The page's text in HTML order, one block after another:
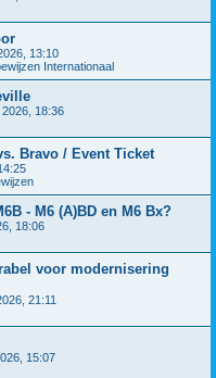
13:10
Internationaal
2026, 18:36
Bravo / Event Ticket
- M6 (A)BD en M6 Bx?
18:06
voor modernisering
21:11
15:07